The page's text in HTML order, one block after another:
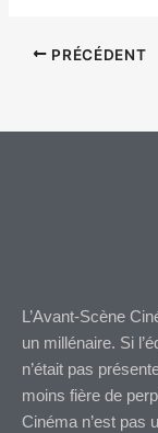
PRÉCÉDENT
L’Avant-Scène
un millénaire. Si
n’était pas
moins fière de
Cinéma n’est pas